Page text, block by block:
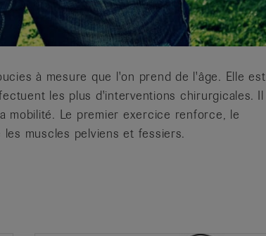
à mesure que l'on prend de l'âge. Elle est
les plus d'interventions chirurgicales. Il
mobilité. Le premier exercice renforce, le
muscles pelviens et fessiers.